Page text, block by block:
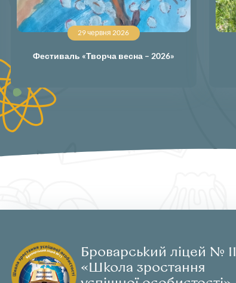
29 червня 2026
Фестиваль «Творча весна – 2026»
Броварський ліцей № 11
«Школа зростання